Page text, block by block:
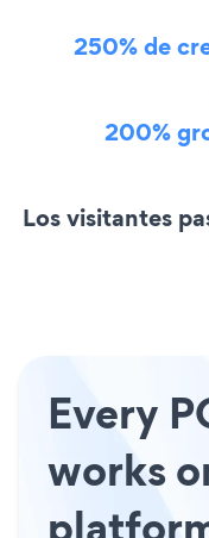
250% de
200%
Los visitantes
Every
works